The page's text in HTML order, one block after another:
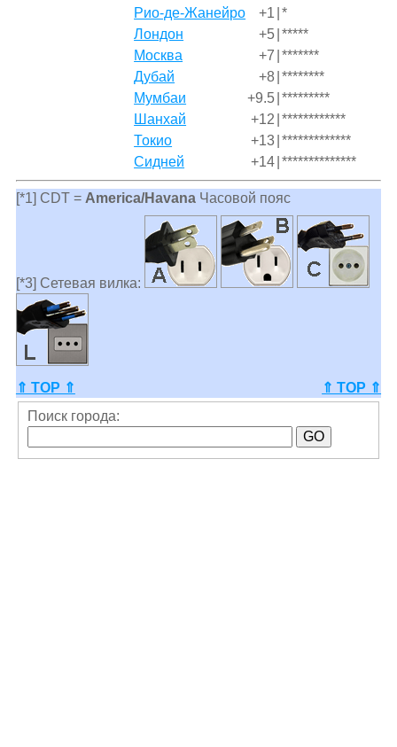
Рио-де-Жанейро
+1 *
Лондон
+5 *****
Москва
+7 *******
Дубай
+8 ********
Мумбаи
+9.5 *********
Шанхай
+12 ************
Токио
+13 *************
Сидней
+14 **************
[*1] CDT = America/HavanaЧасовой пояс
[*3] Сетевая вилка:
⇑ TOP ⇑
⇑ TOP ⇑
Поиск города: